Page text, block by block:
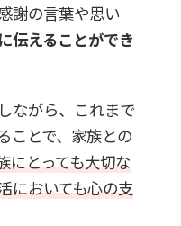
謝の言葉や思い
伝えることができ
ながら、これまで
ことで、家族との
にとっても大切な
においても心の支